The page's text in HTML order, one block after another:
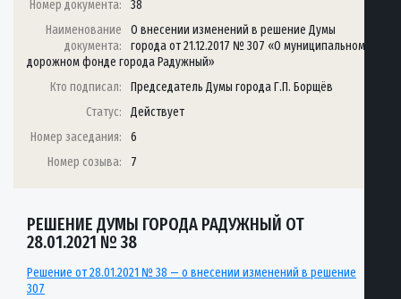
Номер документа:
38
Наименование
документа:
О внесении изменений в решение Думы
города от 21.12.2017 № 307 «О муниципальном
дорожном фонде города Радужный»
Кто подписал:
Председатель Думы города Г.П. Борщёв
Статус:
Действует
Номер заседания:
6
Номер созыва:
7
РЕШЕНИЕ ДУМЫ ГОРОДА РАДУЖНЫЙ ОТ
28.01.2021 № 38
Решение от 28.01.2021 № 38 — о внесении изменений в решение
307